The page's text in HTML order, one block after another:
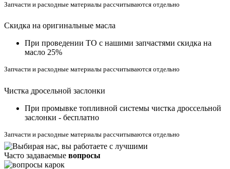
Запчасти и расходные материалы рассчитываются отдельно
Скидка на оригинальные масла
При проведении ТО с нашими запчастями скидка на
масло 25%
Запчасти и расходные материалы рассчитываются отдельно
Чистка дросельной заслонки
При промывке топливной системы чистка дроссельной
заслонки - бесплатно
Запчасти и расходные материалы рассчитываются отдельно
Часто задаваемые вопросы